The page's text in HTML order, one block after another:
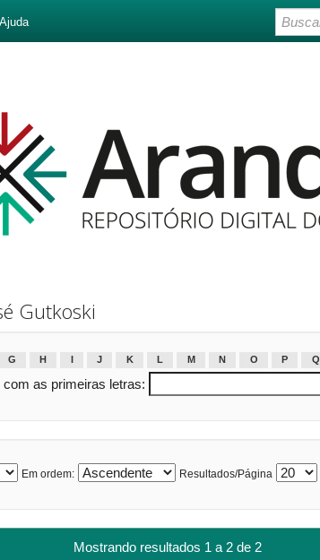
Ajuda
Gutkoski
G H J K L M N O P Q
com as primeiras letras:
Em ordem: Resultados/Página
Mostrando resultados 1 a 2 de 2